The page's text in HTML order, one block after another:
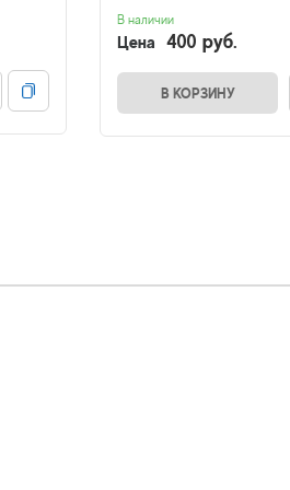
В наличии
Цена 400 руб.
В КОРЗИНУ